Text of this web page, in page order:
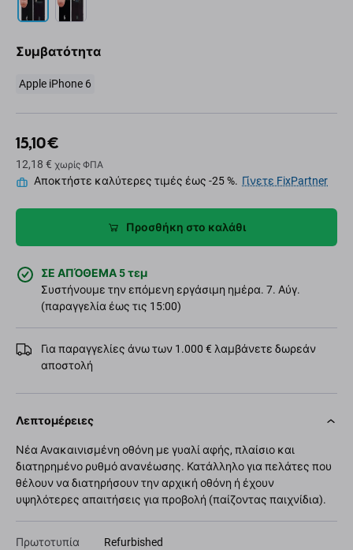
Συμβατότητα
Apple iPhone 6
15,10 €
12,18 € χωρίς ΦΠΑ
Αποκτήστε καλύτερες τιμές έως -25 %. Γίνετε FixPartner
Προσθήκη στο καλάθι
ΣΕ ΑΠΌΘΕΜΑ 5 τεμ
Συστήνουμε την επόμενη εργάσιμη ημέρα. 7. Αύγ.
(παραγγελία έως τις 15:00)
Για παραγγελίες άνω των 1.000 € λαμβάνετε δωρεάν
αποστολή
Λεπτομέρειες
Νέα Ανακαινισμένη οθόνη με γυαλί αφής, πλαίσιο και
διατηρημένο ρυθμό ανανέωσης. Κατάλληλο για πελάτες που
θέλουν να διατηρήσουν την αρχική οθόνη ή έχουν
υψηλότερες απαιτήσεις για προβολή (παίζοντας παιχνίδια).
Πρωτοτυπία Refurbished